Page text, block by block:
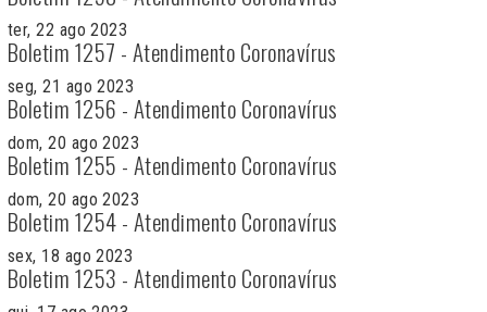
ter, 22 ago 2023
Boletim 1257 - Atendimento Coronavírus
seg, 21 ago 2023
Boletim 1256 - Atendimento Coronavírus
dom, 20 ago 2023
Boletim 1255 - Atendimento Coronavírus
dom, 20 ago 2023
Boletim 1254 - Atendimento Coronavírus
sex, 18 ago 2023
Boletim 1253 - Atendimento Coronavírus